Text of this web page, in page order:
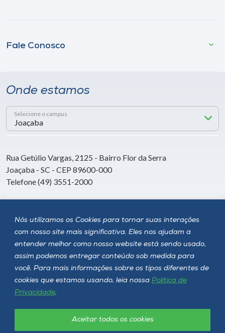
Nós utilizamos os Cookies para tornar suas interações
com nosso site mais significativa. Eles nos ajudam a
entender melhor como nosso website está sendo usado,
assim podemos entregar conteúdo sob medida para
você. Para mais informações sobre os tipos diferentes de
cookies que estamos usando, leia nossa Política de
Privacidade.
Aceitar todos os cookies
Fale Conosco
Onde estamos
Selecione o campus
Rua Getúlio Vargas, 2125 - Bairro Flor da Serra
Joaçaba - SC - CEP 89600-000
Telefone (49) 3551-2000
Siga a Unoesc
Política de privacidade LGPD